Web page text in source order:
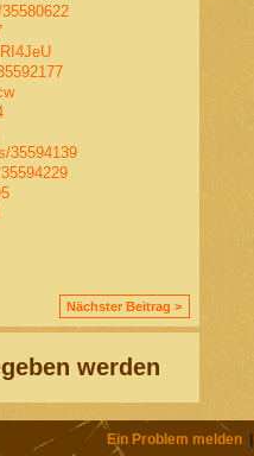
35594139
Nächster Beitrag >
werden
Ein Problem melden|